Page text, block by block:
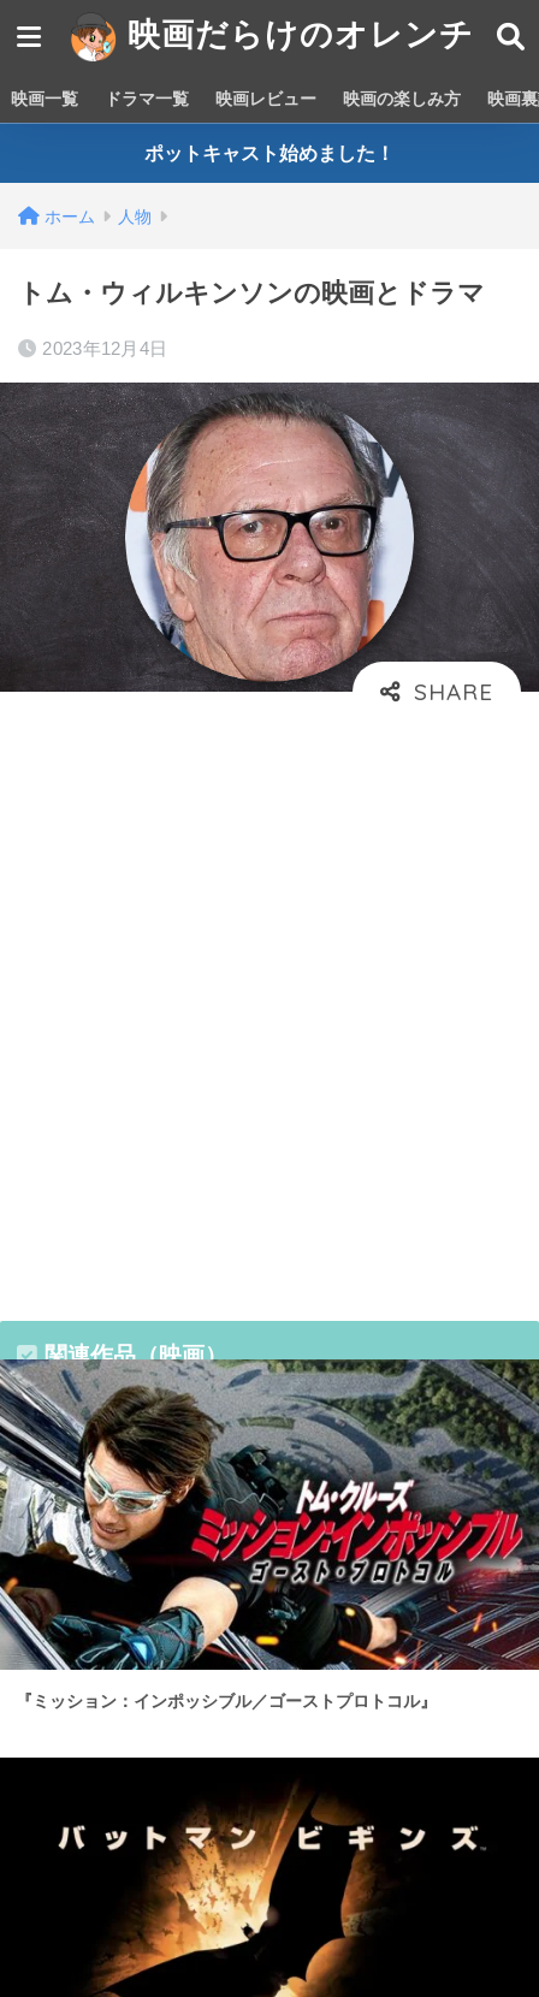
映画だらけのオレンチ
映画一覧 ドラマ一覧 映画レビュー 映画の楽しみ方 映画
ポットキャスト始めました！
ホーム 人物
トム・ウィルキンソンの映画とドラマ
2023年12月4日
関連作品（映画）
『ミッション：インポッシブル／ゴーストプロトコル』